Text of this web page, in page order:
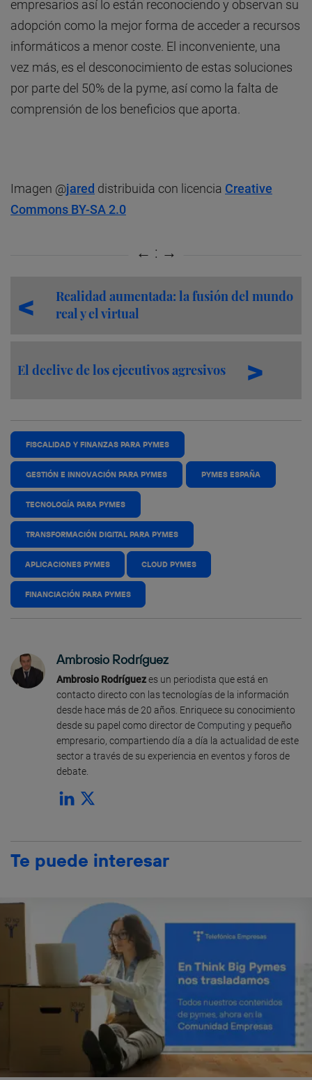
empresarios así lo están reconociendo y observan su
adopción como la mejor forma de acceder a recursos
informáticos a menor coste. El inconveniente, una
vez más, es el desconocimiento de estas soluciones
por parte del 50% de la pyme, así como la falta de
comprensión de los beneficios que aporta.
Imagen @jared distribuida con licencia Creative
Commons BY-SA 2.0
Realidad aumentada: la fusión del mundo
real y el virtual
El declive de los ejecutivos agresivos
FISCALIDAD Y FINANZAS PARA PYMES
GESTIÓN E INNOVACIÓN PARA PYMES PYMES ESPAÑA
TECNOLOGÍA PARA PYMES
TRANSFORMACIÓN DIGITAL PARA PYMES
APLICACIONES PYMES CLOUD PYMES
FINANCIACIÓN PARA PYMES
Ambrosio Rodríguez
Ambrosio Rodríguezes un periodista que está en
contacto directo con las tecnologías de la información
desde hace más de 20 años. Enriquece su conocimiento
desde su papel como director de Computing y pequeño
empresario, compartiendo día a día la actualidad de este
sector a través de su experiencia en eventos y foros de
debate.
Te puede interesar